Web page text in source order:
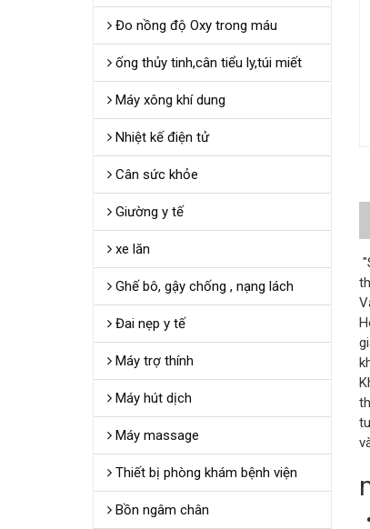
Đo nồng độ Oxy trong máu
ống thủy tinh,cân tiểu ly,túi miết
Máy xông khí dung
Nhiệt kế điện tử
Cân sức khỏe
Giường y tế
xe lăn
Ghế bô, gậy chống , nạng lách
Đai nẹp y tế
Máy trợ thính
Máy hút dịch
Máy massage
Thiết bị phòng khám bệnh viện
Bồn ngâm chân